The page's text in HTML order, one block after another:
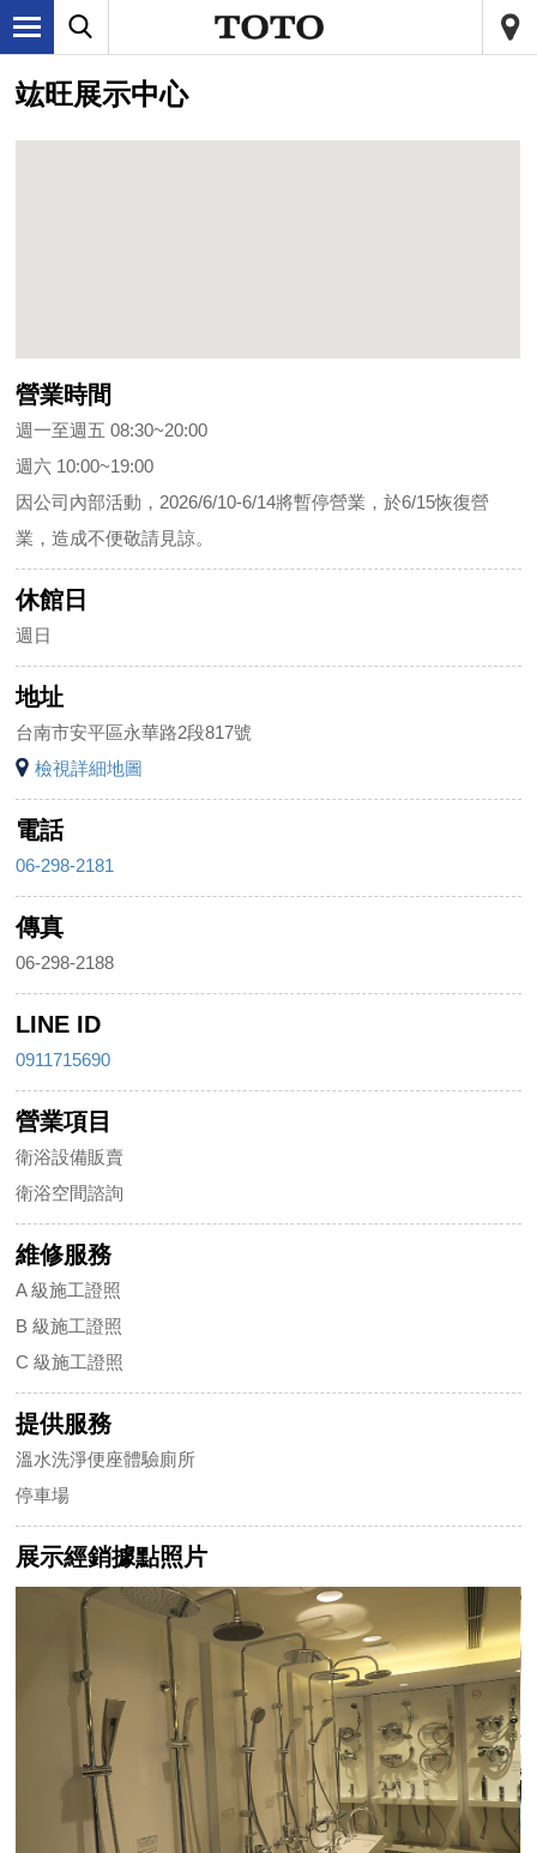
竑旺展示中心
營業時間
週一至週五 08:30~20:00
週六 10:00~19:00
因公司內部活動，2026/6/10-6/14將暫停營業，於6/15恢復營
業，造成不便敬請見諒。
休館日
週日
地址
台南市安平區永華路2段817號
檢視詳細地圖
電話
06-298-2181
傳真
06-298-2188
LINE ID
0911715690
營業項目
衛浴設備販賣
衛浴空間諮詢
維修服務
A 級施工證照
B 級施工證照
C 級施工證照
提供服務
溫水洗淨便座體驗廁所
停車場
展示經銷據點照片